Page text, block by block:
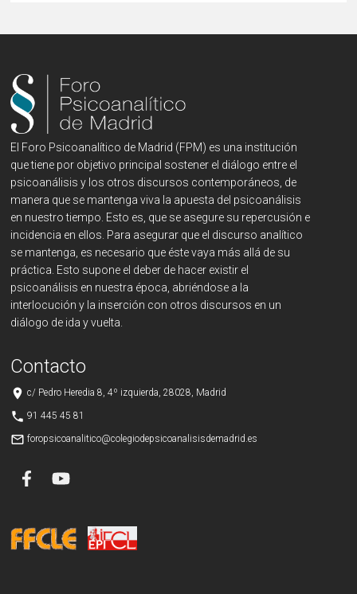
El Foro Psicoanalítico de Madrid (FPM) es una institución
que tiene por objetivo principal sostener el diálogo entre el
psicoanálisis y los otros discursos contemporáneos, de
manera que se mantenga viva la apuesta del psicoanálisis
en nuestro tiempo. Esto es, que se asegure su repercusión e
incidencia en ellos. Para asegurar que el discurso analítico
se mantenga, es necesario que éste vaya más allá de su
práctica. Esto supone el deber de hacer existir el
psicoanálisis en nuestra época, abriéndose a la
interlocución y la inserción con otros discursos en un
diálogo de ida y vuelta.
Contacto
place c/ Pedro Heredia 8, 4º izquierda, 28028, Madrid
phone 91 445 45 81
mail_outline foropsicoanalitico@colegiodepsicoanalisisdemadrid.es